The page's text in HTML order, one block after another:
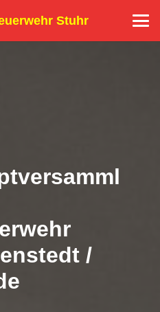
Stuhr
/